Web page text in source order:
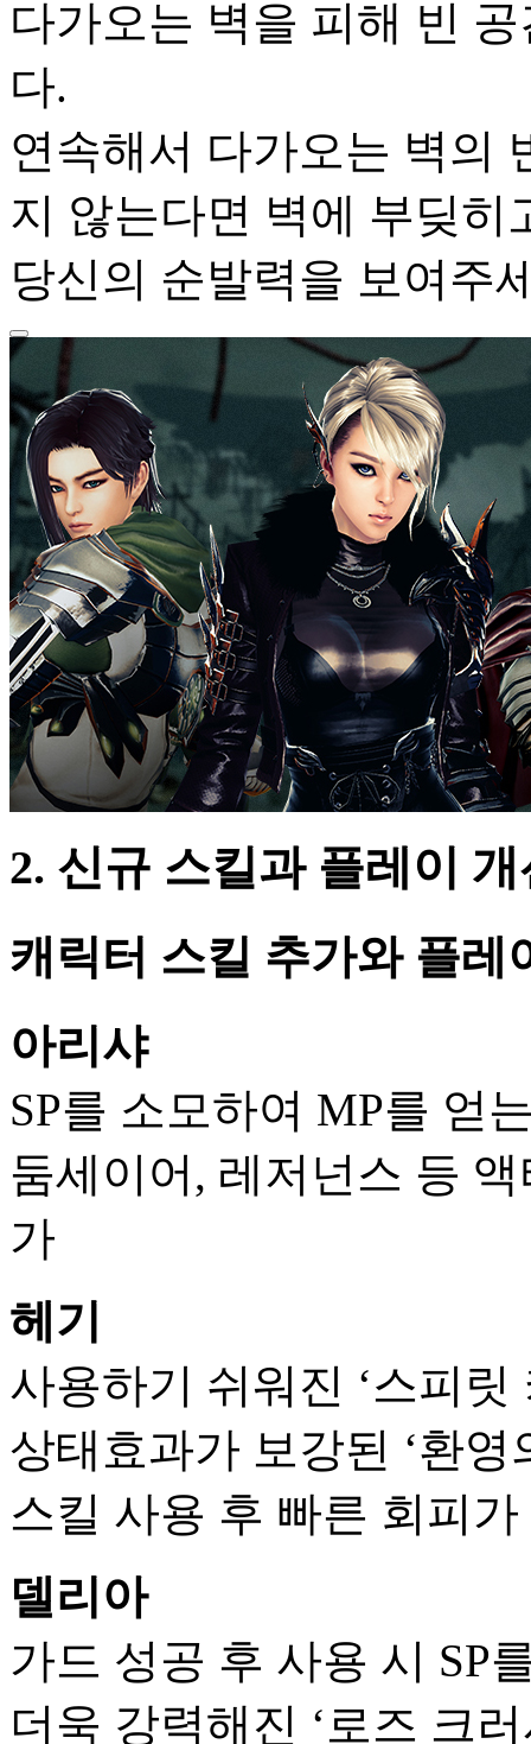
다가오는 벽을 피해 빈
다.
연속해서 다가오는 벽의
지 않는다면 벽에 부딪히
당신의 순발력을 보여주
2. 신규 스킬과 플레이 개
캐릭터 스킬 추가와 플레
아리샤
SP를 소모하여 MP를 얻
둠세이어, 레저넌스 등
가
헤기
사용하기 쉬워진 ‘스피릿
상태효과가 보강된 ‘환영
스킬 사용 후 빠른 회피
델리아
가드 성공 후 사용 시 SP
더욱 강력해진 ‘로즈 크러